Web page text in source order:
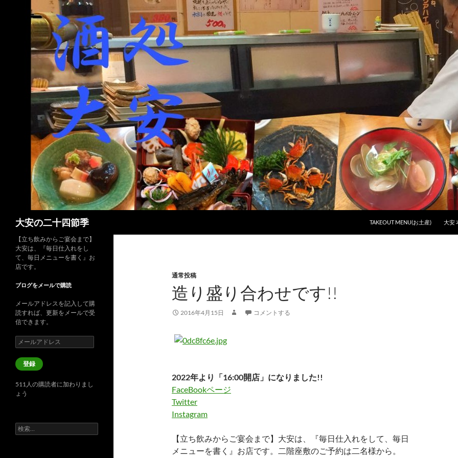
大安の二十四節季
TAKEOUT MENU(お土産)
大安
通常投稿
造り盛り合わせです!!
2016年4月15日 コメントする
2022年より「16:00開店」になりました!!
FaceBookページ
Twitter
Instagram
【立ち飲みからご宴会まで】大安は、『毎日仕入れをして、毎日
メニューを書く』お店です。二階座敷のご予約は二名様から。
【立ち飲みからご宴会まで】
大安は、『毎日仕入れをし
て、毎日メニューを書く』お
店です。
ブログをメールで購読
メールアドレスを記入して購
読すれば、更新をメールで受
信できます。
メ
ー
ル
ア
レ
ス
登録
511人の購読者に加わりまし
ょう
検
索: